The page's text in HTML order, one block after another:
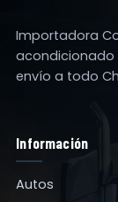
Importadora
acondicionado
envío a todo
Información
Autos